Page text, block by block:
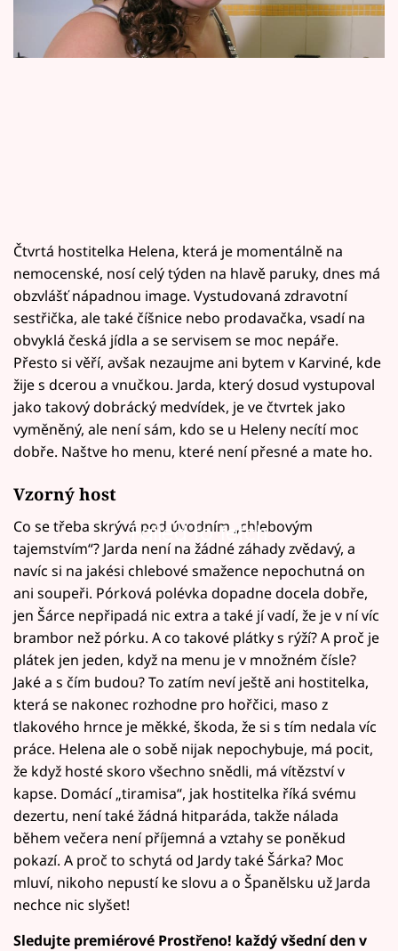
Sledujte prima+
Sledujte nás
Čtvrtá hostitelka Helena, která je momentálně na
nemocenské, nosí celý týden na hlavě paruky, dnes má
obzvlášť nápadnou image. Vystudovaná zdravotní
sestřička, ale také číšnice nebo prodavačka, vsadí na
obvyklá česká jídla a se servisem se moc nepáře.
Přesto si věří, avšak nezaujme ani bytem v Karviné, kde
žije s dcerou a vnučkou. Jarda, který dosud vystupoval
jako takový dobrácký medvídek, je ve čtvrtek jako
vyměněný, ale není sám, kdo se u Heleny necítí moc
dobře. Naštve ho menu, které není přesné a mate ho.
Vzorný host
Failed to fetch
Co se třeba skrývá pod úvodním „chlebovým
tajemstvím“? Jarda není na žádné záhady zvědavý, a
navíc si na jakési chlebové smažence nepochutná on
ani soupeři. Pórková polévka dopadne docela dobře,
jen Šárce nepřipadá nic extra a také jí vadí, že je v ní víc
brambor než pórku. A co takové plátky s rýží? A proč je
plátek jen jeden, když na menu je v množném čísle?
Jaké a s čím budou? To zatím neví ještě ani hostitelka,
která se nakonec rozhodne pro hořčici, maso z
tlakového hrnce je měkké, škoda, že si s tím nedala víc
práce. Helena ale o sobě nijak nepochybuje, má pocit,
že když hosté skoro všechno snědli, má vítězství v
kapse. Domácí „tiramisa“, jak hostitelka říká svému
dezertu, není také žádná hitparáda, takže nálada
během večera není příjemná a vztahy se poněkud
pokazí. A proč to schytá od Jardy také Šárka? Moc
mluví, nikoho nepustí ke slovu a o Španělsku už Jarda
nechce nic slyšet!
Sledujte premiérové Prostřeno! každý všední den v